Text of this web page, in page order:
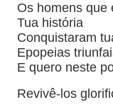
Os homens que
Tua história
Conquistaram
Epopeias
E quero neste
Revivê-los